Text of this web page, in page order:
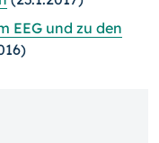
EEG und zu den